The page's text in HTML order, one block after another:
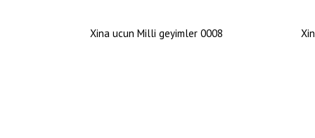
Xina ucun Milli geyimler 0008